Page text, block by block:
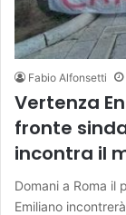
Fabio Alfonsetti
Vertenza
fronte
incontra il
Domani a Roma il
Emiliano